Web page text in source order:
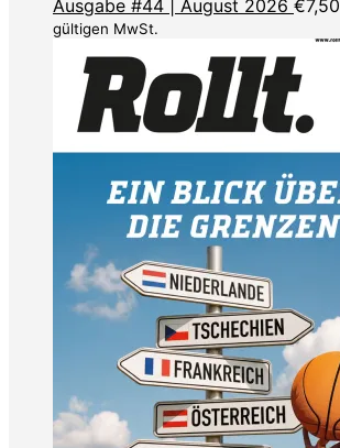
Ausgabe #44 | August 2026 €7,50
gültigen MwSt.